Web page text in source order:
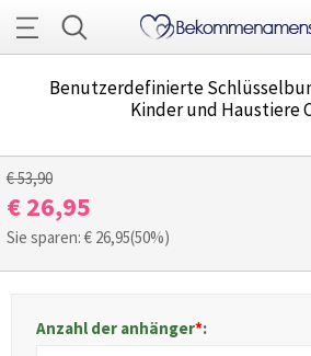
Benutzerdefinierte
Kinder und Haustiere
1/3
€ 53,90
€ 26,95
Sie sparen: € 26,95(50%)
Anzahl der anhänger*: